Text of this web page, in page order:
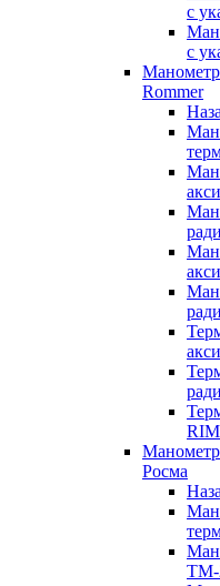
с
с
Rommer
Росма
ТМ-